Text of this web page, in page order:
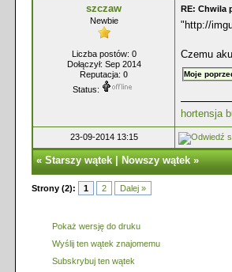
szczaw
Newbie
Liczba postów: 0
Dołączył: Sep 2014
Reputacja: 0
Status:
RE: Chwila
"http://
Czemu
Moje
hortensja
23-09-2014 13:15
«Starszy wątek|Nowszy wątek»
Strony (2): 1 2 Dalej »
Pokaż wersję do druku
Wyślij ten wątek znajomemu
Subskrybuj ten wątek